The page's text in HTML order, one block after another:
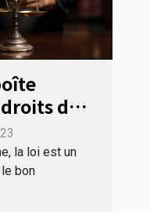
des
la loi est un
bon